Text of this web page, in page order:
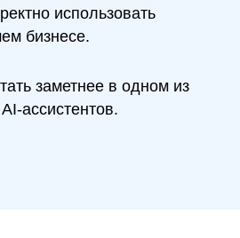
использовать
бизнесе.
заметнее в одном из
ассистентов.